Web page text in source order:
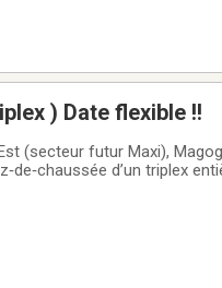
( Triplex ) Date flexible !!
(secteur futur Maxi),
d’un triplex